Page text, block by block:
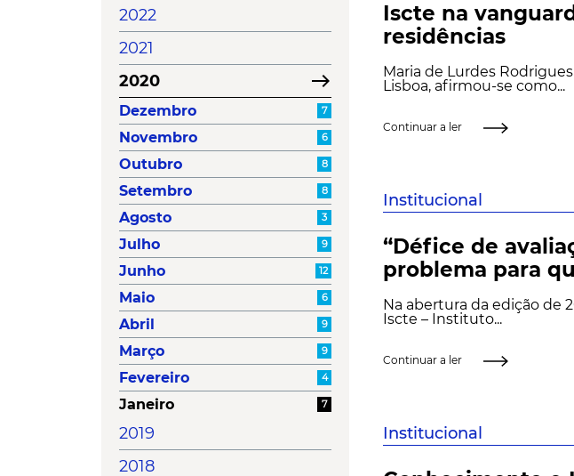
2022
2021
2020
east
Dezembro 7
Novembro 6
Outubro 8
Setembro 8
Agosto 3
Julho 9
Junho 12
Maio 6
Abril 9
Março 9
Fevereiro 4
Janeiro 7
2019
2018
Iscte na
residências
Maria de Lurdes
Lisboa, afirmou-se como...
Continuar a ler
Institucional
“Défice de
problema para
Na abertura da edição de
Iscte – Instituto...
Continuar a ler
Institucional